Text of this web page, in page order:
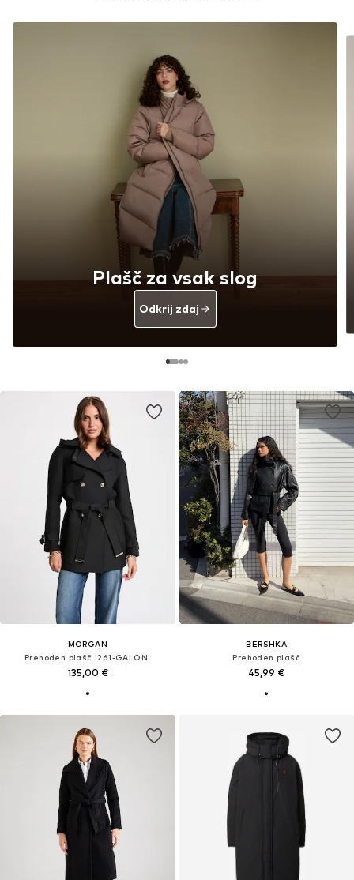
MORGAN
Prehoden plašč '261-GALON'
135,00 €
BERSHKA
Prehoden plašč
45,99 €
Plašč za vsak slog
Odkrij zdaj